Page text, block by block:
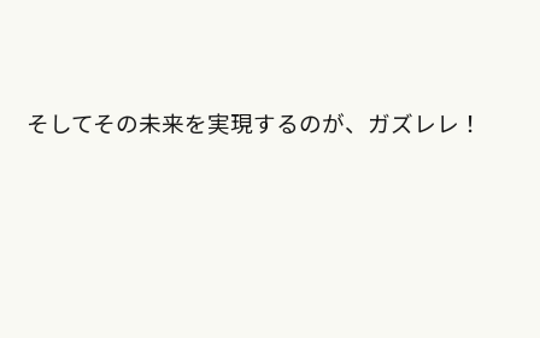
そしてその未来を実現するのが、ガズレレ！